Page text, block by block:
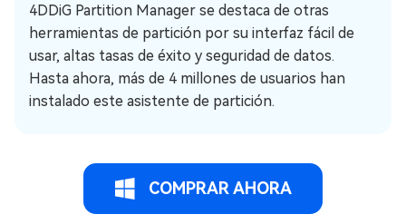
4DDiG Partition Manager se destaca de otras
herramientas de partición por su interfaz fácil de
usar, altas tasas de éxito y seguridad de datos.
Hasta ahora, más de 4 millones de usuarios han
instalado este asistente de partición.
COMPRAR AHORA